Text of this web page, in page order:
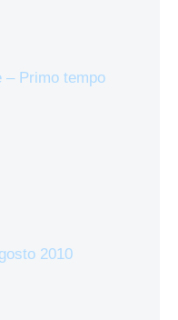
– Primo tempo
2010